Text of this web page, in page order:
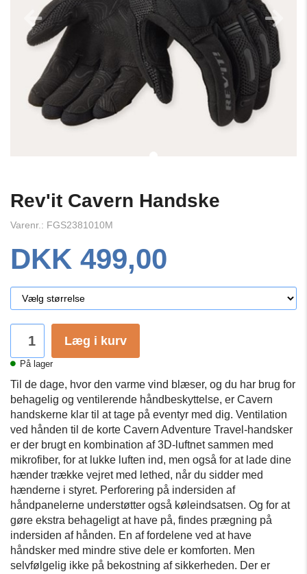
Rev'it Cavern Handske
Varenr.: FGS2381010M
DKK 499,00
Læg i kurv
På lager
Til de dage, hvor den varme vind blæser, og du har brug for
behagelig og ventilerende håndbeskyttelse, er Cavern
handskerne klar til at tage på eventyr med dig. Ventilation
ved hånden til de korte Cavern Adventure Travel-handsker
er der brugt en kombination af 3D-luftnet sammen med
mikrofiber, for at lukke luften ind, men også for at lade dine
hænder trække vejret med lethed, når du sidder med
hænderne i styret. Perforering på indersiden af ​​
håndpanelerne understøtter også køleindsatsen. Og for at
gøre ekstra behageligt at have på, findes prægning på
indersiden af ​​hånden. En af fordelene ved at have
håndsker med mindre stive dele er komforten. Men
selvfølgelig ikke på bekostning af sikkerheden. Der er